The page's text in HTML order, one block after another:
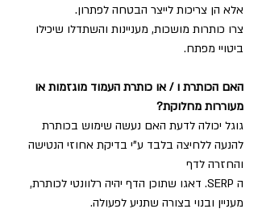
אלא הן צריכות לייצר הבטחה לפתרון.
צרו כותרות מושכות, מעניינות והשתדלו שיכילו
ביטויי מפתח.
האם הכותרת ו / או כותרת העמוד מוגזמות או
מעוררות מחלוקת?
גוגל יכולה לדעת האם נעשה שימוש בכותרת
להנעה ללחיצה בלבד ע"י בדיקת אחוזי הנטישה
והחזרה לדף
ה SERP. דאגו שתוכן הדף יהיה רלוונטי לכותרת,
מעניין ובנוי בצורה שתניע לפעולה.